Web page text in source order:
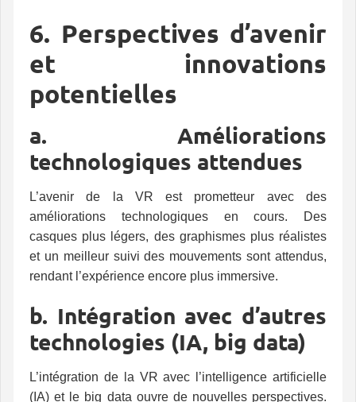
6. Perspectives d’avenir
et innovations
potentielles
a. Améliorations
technologiques attendues
L’avenir de la VR est prometteur avec des
améliorations technologiques en cours. Des
casques plus légers, des graphismes plus réalistes
et un meilleur suivi des mouvements sont attendus,
rendant l’expérience encore plus immersive.
b. Intégration avec d’autres
technologies (IA, big data)
L’intégration de la VR avec l’intelligence artificielle
(IA) et le big data ouvre de nouvelles perspectives.